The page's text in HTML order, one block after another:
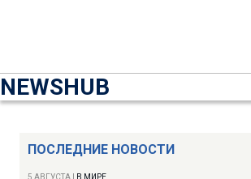
NEWSHUB
ПОСЛЕДНИЕ НОВОСТИ
5 АВГУСТА В МИРЕ